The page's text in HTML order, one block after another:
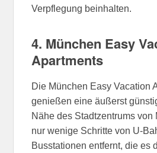
Verpflegung beinhalten.
4. München Easy
Apartments
Die München Easy Vacation
genießen eine äußerst
Nähe des Stadtzentrums von
nur wenige Schritte von U-
Busstationen entfernt, die es